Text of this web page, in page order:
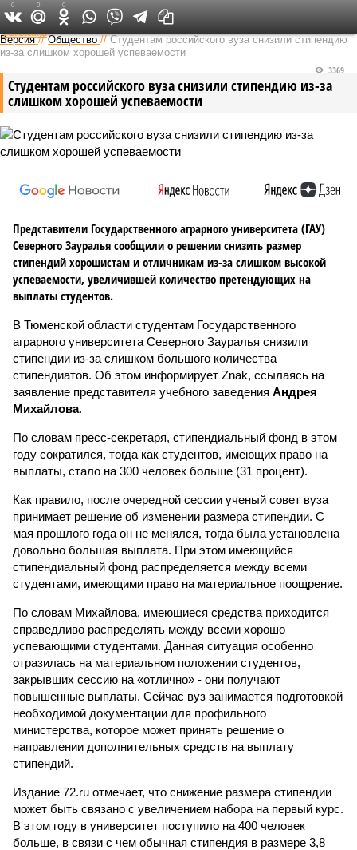
Федеральный выпуск
Версия //Общество //Студентам российского вуза снизили стипендию
из-за слишком хорошей успеваемости
Студентам российского вуза снизили стипендию из-за
слишком хорошей успеваемости
3369
Представители Государственного аграрного университета (ГАУ)
Северного Зауралья сообщили о решении снизить размер
стипендий хорошистам и отличникам из-за слишком высокой
успеваемости, увеличившей количество претендующих на
выплаты студентов.
В Тюменской области студентам Государственного
аграрного университета Северного Зауралья снизили
стипендии из-за слишком большого количества
стипендиатов. Об этом информирует Znak, ссылаясь на
заявление представителя учебного заведения Андрея
Михайлова.
По словам пресс-секретаря, стипендиальный фонд в этом
году сократился, тогда как студентов, имеющих право на
выплаты, стало на 300 человек больше (31 процент).
Как правило, после очередной сессии ученый совет вуза
принимает решение об изменении размера стипендии. С
мая прошлого года он не менялся, тогда была установлена
довольно большая выплата. При этом имеющийся
стипендиальный фонд распределяется между всеми
студентами, имеющими право на материальное поощрение.
По словам Михайлова, имеющиеся средства приходится
справедливо распределять между всеми хорошо
успевающими студентами. Данная ситуация особенно
отразилась на материальном положении студентов,
закрывших сессию на «отлично» - они получают
повышенные выплаты. Сейчас вуз занимается подготовкой
необходимой документации для профильного
министерства, которое может принять решение о
направлении дополнительных средств на выплату
стипендий.
Издание 72.ru отмечает, что снижение размера стипендии
может быть связано с увеличением набора на первый курс.
В этом году в университет поступило на 400 человек
больше, в связи с чем обычная стипендия в размере 3,8
0 0 0